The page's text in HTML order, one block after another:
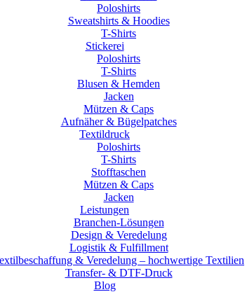
Poloshirts
Sweatshirts & Hoodies
T-Shirts
Stickerei
Poloshirts
T-Shirts
Blusen & Hemden
Jacken
Mützen & Caps
Aufnäher & Bügelpatches
Textildruck
Poloshirts
T-Shirts
Stofftaschen
Mützen & Caps
Jacken
Leistungen
Branchen-Lösungen
Design & Veredelung
Logistik & Fulfillment
& Veredelung – hochwertige Textilien
Transfer- & DTF-Druck
Blog